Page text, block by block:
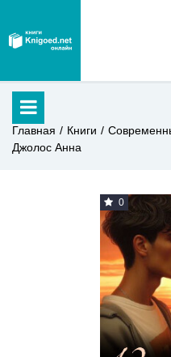
Главная Книги
Джолос Анна
0